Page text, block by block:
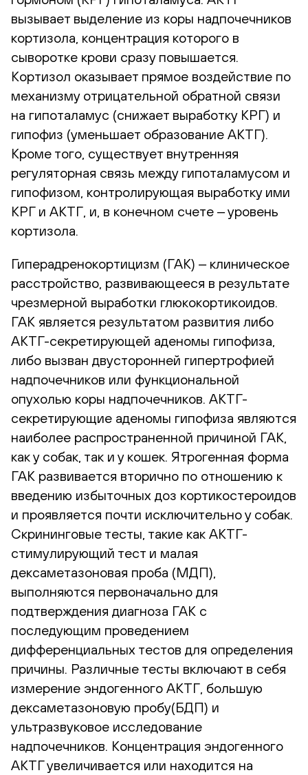
вызывает выделение из коры надпочечников
кортизола, концентрация которого в
сыворотке крови сразу повышается.
Кортизол оказывает прямое воздействие по
механизму отрицательной обратной связи
на гипоталамус (снижает выработку КРГ) и
гипофиз (уменьшает образование АКТГ).
Кроме того, существует внутренняя
регуляторная связь между гипоталамусом и
гипофизом, контролирующая выработку ими
КРГ и АКТГ, и, в конечном счете ‒ уровень
кортизола.
Гиперадренокортицизм (ГАК) ‒ клиническое
расстройство, развивающееся в результате
чрезмерной выработки глюкокортикоидов.
ГАК является результатом развития либо
АКТГ-секретирующей аденомы гипофиза,
либо вызван двусторонней гипертрофией
надпочечников или функциональной
опухолью коры надпочечников. АКТГ-
секретирующие аденомы гипофиза являются
наиболее распространенной причиной ГАК,
как у собак, так и у кошек. Ятрогенная форма
ГАК развивается вторично по отношению к
введению избыточных доз кортикостероидов
и проявляется почти исключительно у собак.
Скрининговые тесты, такие как АКТГ-
стимулирующий тест и малая
дексаметазоновая проба (МДП),
выполняются первоначально для
подтверждения диагноза ГАК с
последующим проведением
дифференциальных тестов для определения
причины. Различные тесты включают в себя
измерение эндогенного АКТГ, большую
дексаметазоновую пробу(БДП) и
ультразвуковое исследование
надпочечников. Концентрация эндогенного
АКТГ увеличивается или находится на